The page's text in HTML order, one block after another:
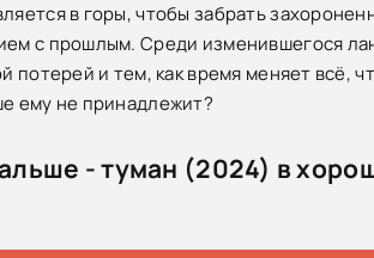
в горы, чтобы забрать
с прошлым. Среди изменившегося
потерей и тем, как время меняет всё,
ему не принадлежит?
- туман (2024) в